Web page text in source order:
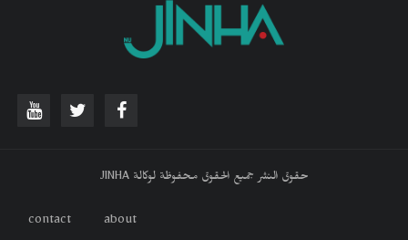
حقوق النشر جميع الحقوق محفوظة لوكالة JINHA
about
contact